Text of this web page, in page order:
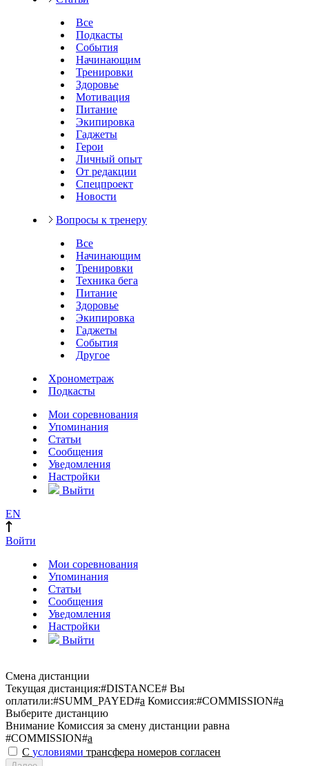
Все
Подкасты
События
Начинающим
Тренировки
Здоровье
Мотивация
Питание
Экипировка
Гаджеты
Герои
Личный опыт
От редакции
Спецпроект
Новости
Вопросы к тренеру
Все
Начинающим
Тренировки
Техника бега
Питание
Здоровье
Экипировка
Гаджеты
События
Другое
Хронометраж
Подкасты
Мои соревнования
Упоминания
Статьи
Сообщения
Уведомления
Настройки
Выйти
EN
Войти
Мои соревнования
Упоминания
Статьи
Сообщения
Уведомления
Настройки
Выйти
Смена дистанции
Текущая дистанция:#DISTANCE# Вы
оплатили:#SUMM_PAYED#a Комиссия:#COMMISSION#a
Выберите дистанцию
Внимание Комиссия за смену дистанции равна
#COMMISSION#a
С условиями трансфера номеров согласен